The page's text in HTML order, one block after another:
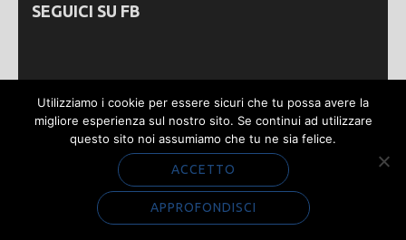
SEGUICI SU FB
Webmastering bySGWEB | Metro Magazine |
Sviluppato da
Rara Theme. Powered by
Utilizziamo i cookie per essere sicuri che tu possa avere la
migliore esperienza sul nostro sito. Se continui ad utilizzare
questo sito noi assumiamo che tu ne sia felice.
ACCETTO
APPROFONDISCI